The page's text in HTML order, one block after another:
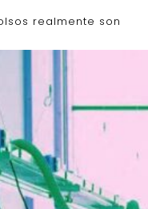
realmente son